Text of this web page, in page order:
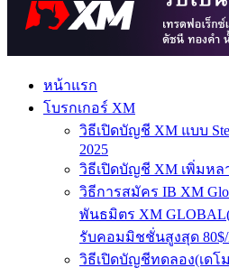
หน้าแรก
โบรกเกอร์ XM
วิธีเปิดบัญชี XM แบบ
2025
วิธีเปิดบัญชี XM เพิ่มห
วิธีการสมัคร IB XM
พันธมิตร XM
รับคอมมิชชั่นสูงสุด
วิธีเปิดบัญชีทดลอง(เดโ